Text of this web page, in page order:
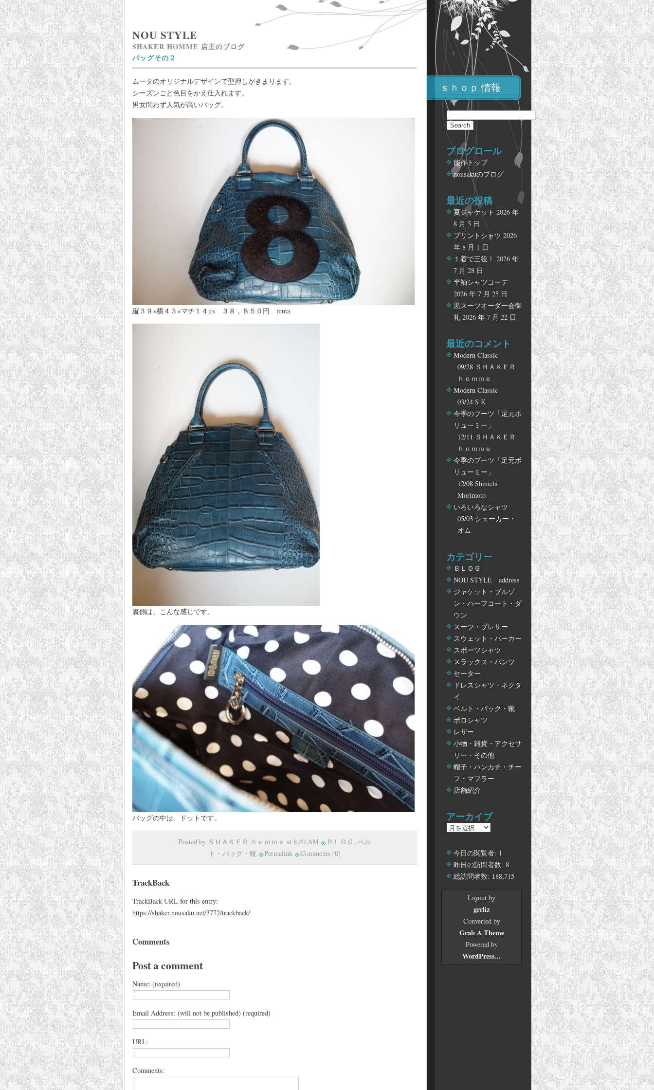
NOU STYLE
SHAKER HOMME 店主のブログ
バッグその２
ムータのオリジナルデザインで型押しがきまります。
シーズンごと色目をかえ仕入れます。
男女問わず人気が高いバッグ。
縦３９×横４３×マチ１４㎝ ３８，８５０円 muta
裏側は、こんな感じです。
バッグの中は、ドットです。
Posted by ＳＨＡＫＥＲ ｈｏｍｍｅ at 8:40 AM ＢＬＯＧ , ベル
ト・バック・靴
Permalink Comments (0)
TrackBack
TrackBack URL for this entry:
https://shaker.nousaku.net/3772/trackback/
Comments
Post a comment
Name: (required)
Email Address: (will not be published) (required)
URL:
Comments:
ｓｈｏｐ 情報
ブログロール
能作トップ
nousakuのブログ
最近の投稿
夏ジャケット 2026 年
8 月 5 日
プリントシャツ 2026
年 8 月 1 日
１着で三役！ 2026 年
7 月 28 日
半袖シャツコーデ
2026 年 7 月 25 日
黒スーツオーダー会御
礼 2026 年 7 月 22 日
最近のコメント
Modern Classic
09/28 ＳＨＡＫＥＲ
ｈｏｍｍｅ
Modern Classic
03/24 S K
今季のブーツ「足元ボ
リューミー」
12/11 ＳＨＡＫＥＲ
ｈｏｍｍｅ
今季のブーツ「足元ボ
リューミー」
12/08 Shinichi
Morimoto
いろいろなシャツ
05/03 シェーカー・
オム
カテゴリー
ＢＬＯＧ
NOU STYLE address
ジャケット・ブルゾ
ン・ハーフコート・ダ
ウン
スーツ・ブレザー
スウェット・パーカー
スポーツシャツ
スラックス・パンツ
セーター
ドレスシャツ・ネクタ
イ
ベルト・バック・靴
ポロシャツ
レザー
小物・雑貨・アクセサ
リー・その他
帽子・ハンカチ・チー
フ・マフラー
店舗紹介
アーカイブ
ア
カ
イ
ブ
今日の閲覧者: 1
昨日の訪問者数: 8
総訪問者数: 188,715
Layout by
grrliz
Converted by
Grab A Theme
Powered by
WordPress...